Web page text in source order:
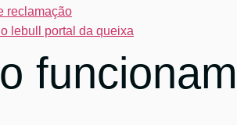
reclamação
lebull portal da queixa